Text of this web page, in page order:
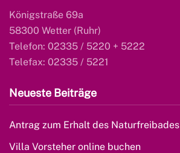
Königstraße 69a
58300 Wetter (Ruhr)
Telefon: 02335 / 5220 + 5222
Telefax: 02335 / 5221
Neueste Beiträge
Antrag zum Erhalt des Naturfreibades
Villa Vorsteher online buchen